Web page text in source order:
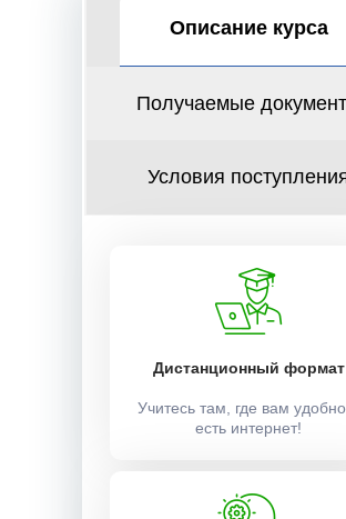
Описание курса
Получаемые
Условия
Дистанционный формат
Учитесь там, где вам
есть интернет!